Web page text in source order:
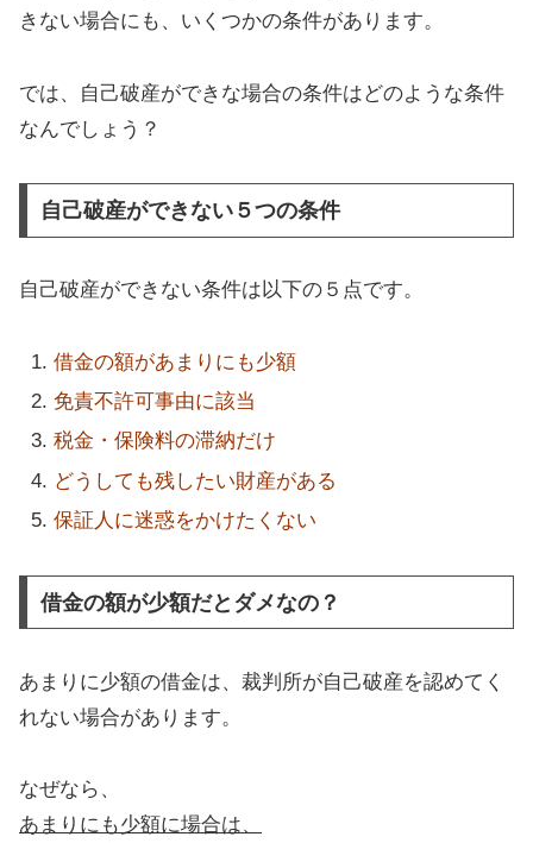
きない場合にも、いくつかの条件があります。
では、自己破産ができな場合の条件はどのような条件
なんでしょう？
自己破産ができない５つの条件
自己破産ができない条件は以下の５点です。
借金の額があまりにも少額
免責不許可事由に該当
税金・保険料の滞納だけ
どうしても残したい財産がある
保証人に迷惑をかけたくない
借金の額が少額だとダメなの？
あまりに少額の借金は、裁判所が自己破産を認めてく
れない場合があります。
なぜなら、
あまりにも少額に場合は、